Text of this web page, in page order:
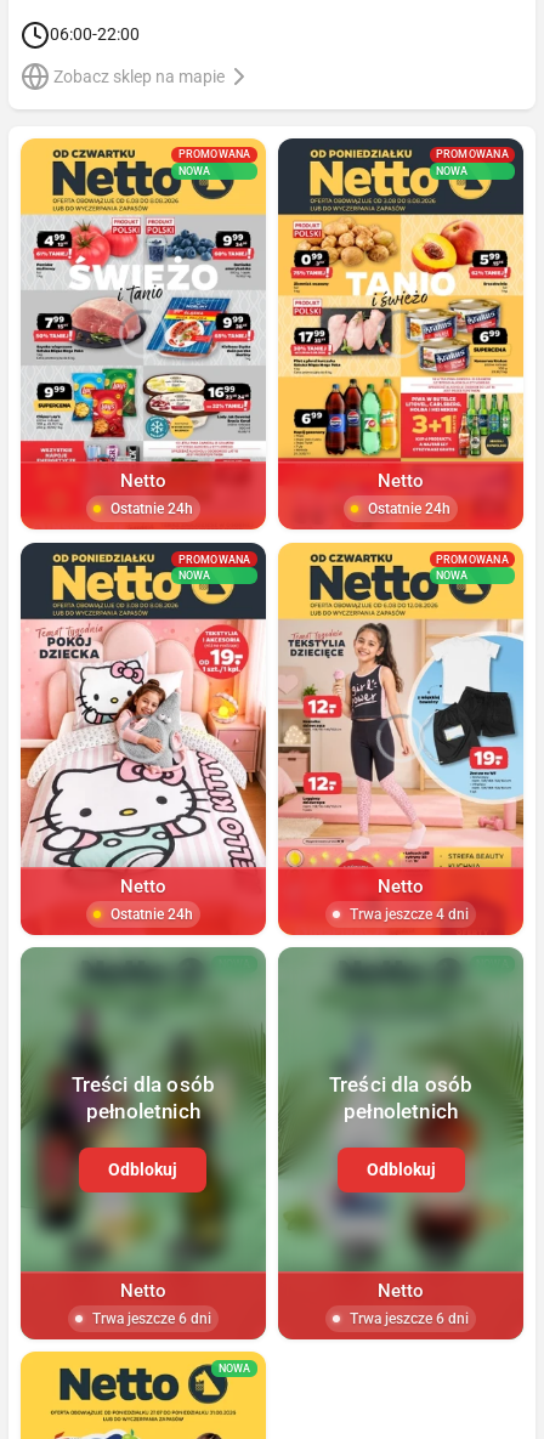
06:00-22:00
Zobacz sklep na mapie
PROMOWANA
NOWA
Netto
Ostatnie 24h
PROMOWANA
NOWA
Netto
Ostatnie 24h
PROMOWANA
NOWA
Netto
Ostatnie 24h
PROMOWANA
NOWA
Netto
Trwa jeszcze 4 dni
Treści dla osób
pełnoletnich
Odblokuj
Netto
Trwa jeszcze 6 dni
Treści dla osób
pełnoletnich
Odblokuj
Netto
Trwa jeszcze 6 dni
NOWA